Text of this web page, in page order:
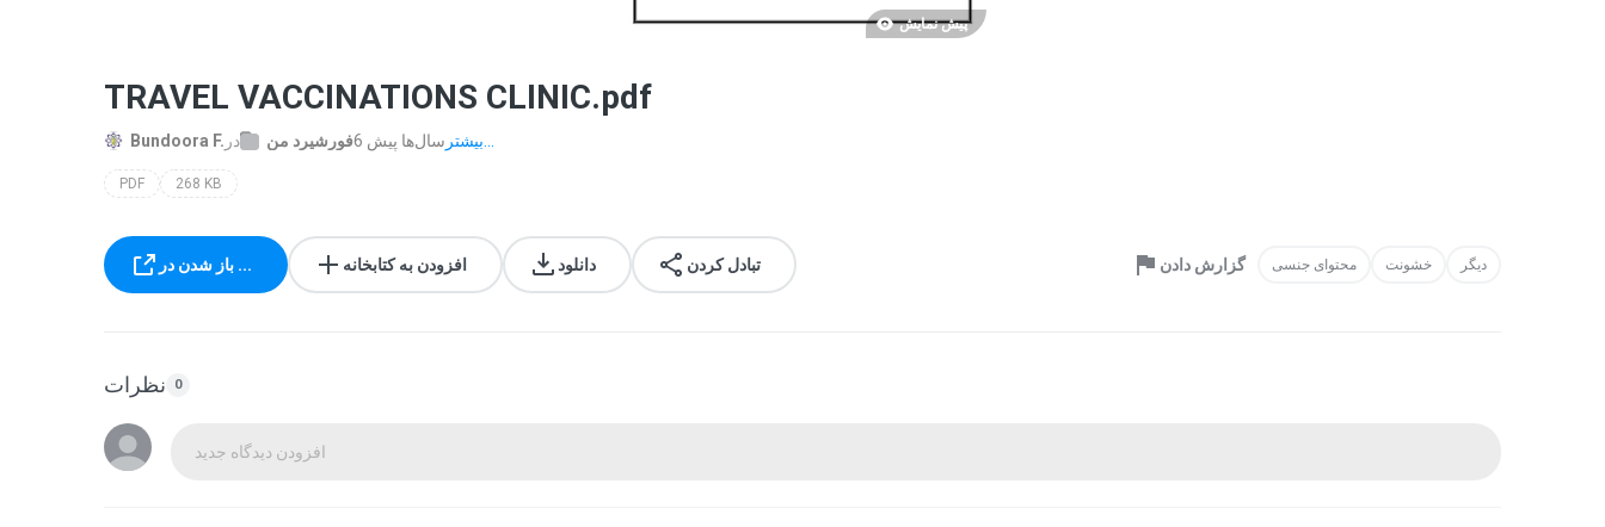
پیش نمایش
TRAVEL VACCINATIONS CLINIC.pdf
Bundoora F. در فورشیرد من 6 سال‌ها پیش
PDF 268 KB
باز شدن در ... افزودن به کتابخانه دانلود تبادل کردن گزارش دادن محتوای جنسی خشونت دیگر
نظرات 0
افزودن دیدگاه جدید